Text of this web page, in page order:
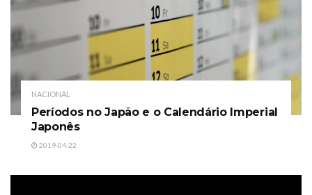
NACIONAL
Períodos no Japão e o Calendário Imperial
Japonês
2019-04-22